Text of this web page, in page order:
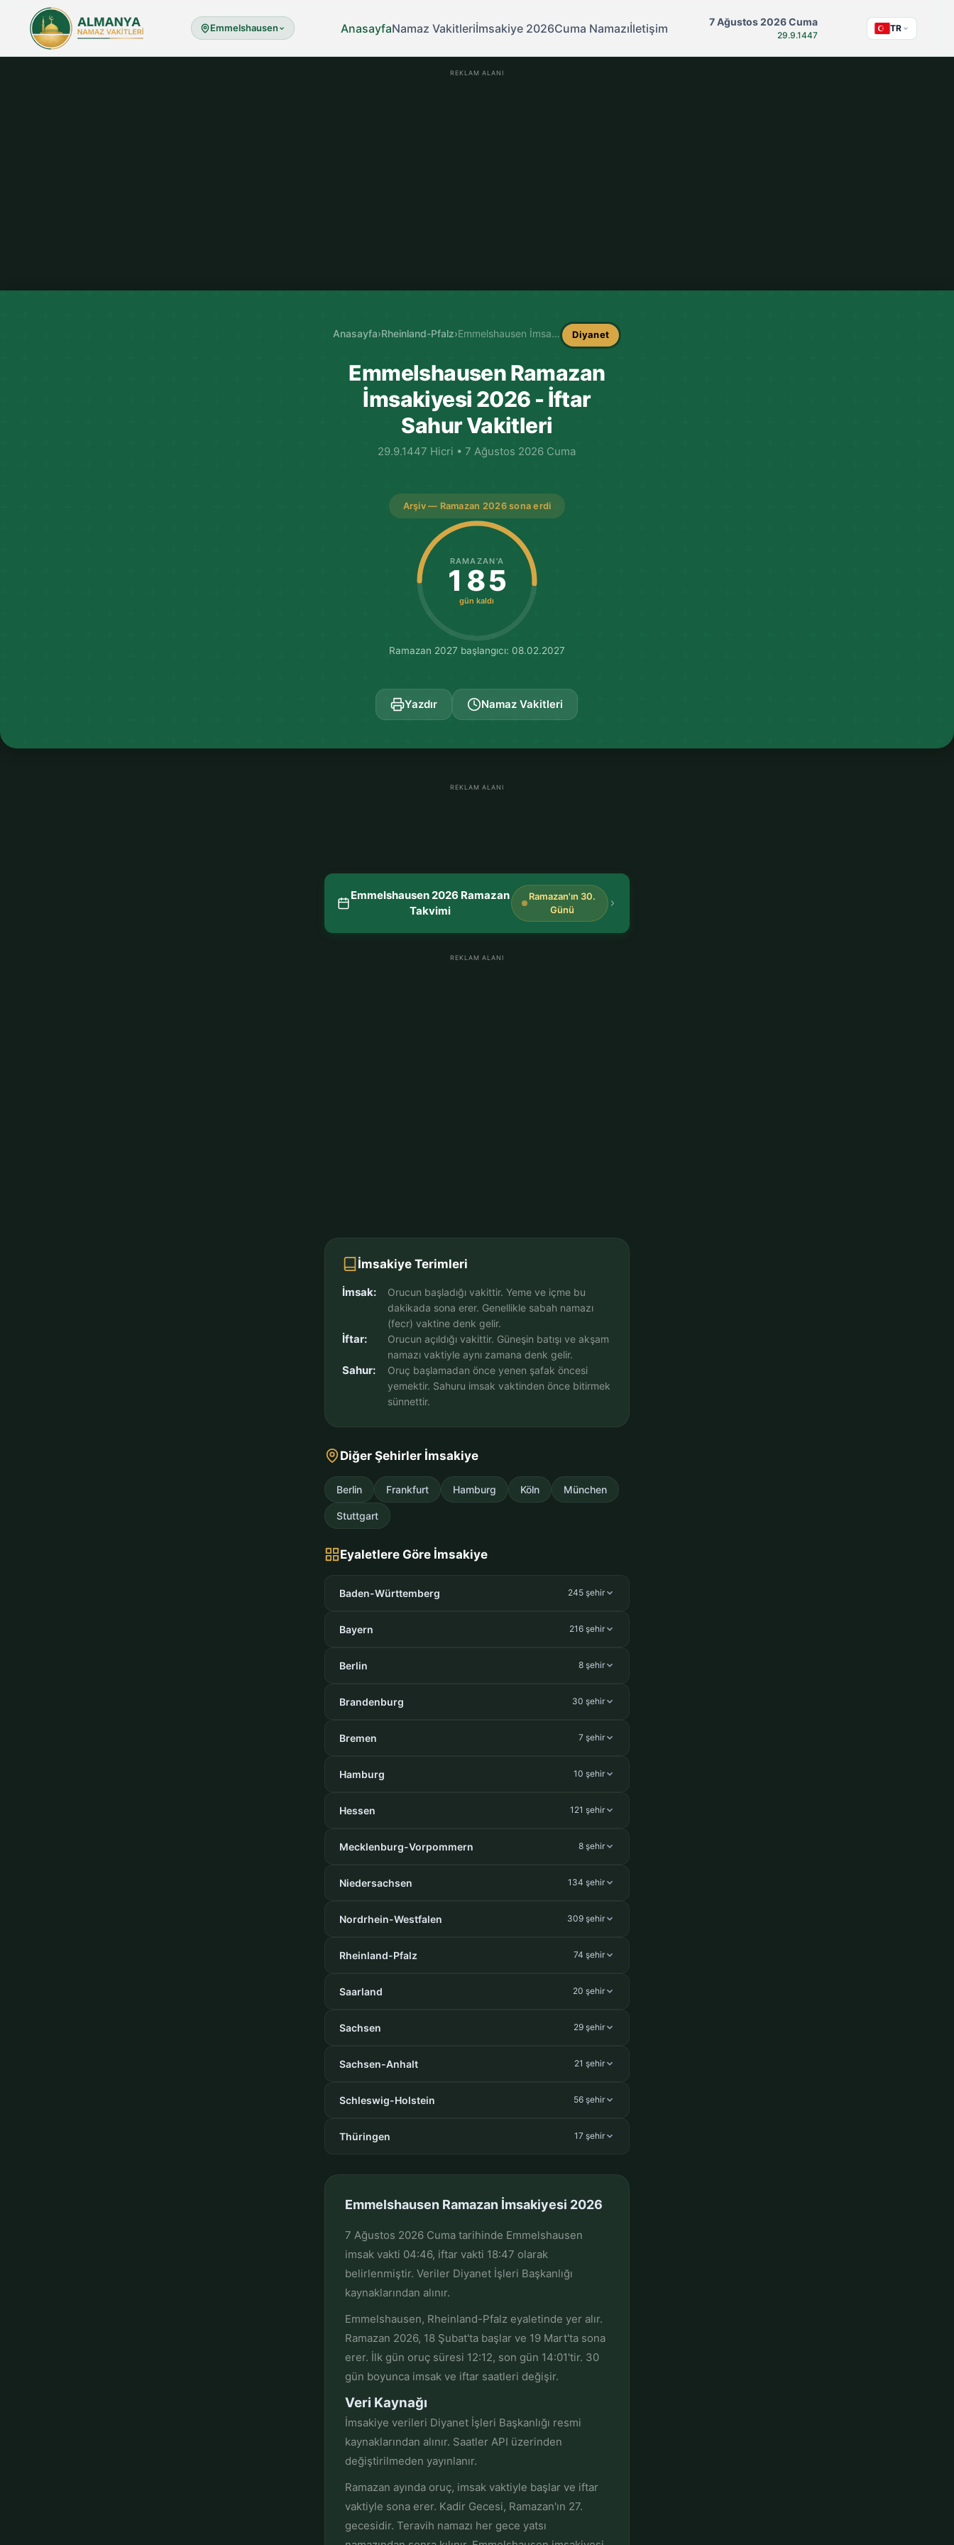
Emmelshausen AnasayfaNamaz Vakitleriİmsakiye 2026Cuma Namazıİletişim 7 Ağustos 2026 Cuma
29.9.1447
TR
REKLAM ALANI
Anasayfa›Rheinland-Pfalz› Emmelshausen İmsakiye Diyanet
Emmelshausen Ramazan
İmsakiyesi 2026 - İftar
Sahur Vakitleri
29.9.1447 Hicri • 7 Ağustos 2026 Cuma
Arşiv — Ramazan 2026 sona erdi
RAMAZAN'A
185
gün kaldı
Ramazan 2027 başlangıcı: 08.02.2027
Yazdır Namaz Vakitleri
REKLAM ALANI
Emmelshausen 2026 Ramazan
Takvimi
Ramazan'ın 30.
Günü
REKLAM ALANI
İmsakiye Terimleri
İmsak:
Orucun başladığı vakittir. Yeme ve içme bu
dakikada sona erer. Genellikle sabah namazı
(fecr) vaktine denk gelir.
İftar:
Orucun açıldığı vakittir. Güneşin batışı ve akşam
namazı vaktiyle aynı zamana denk gelir.
Sahur:
Oruç başlamadan önce yenen şafak öncesi
yemektir. Sahuru imsak vaktinden önce bitirmek
sünnettir.
Diğer Şehirler İmsakiye
Berlin Frankfurt Hamburg Köln München
Stuttgart
Eyaletlere Göre İmsakiye
Baden-Württemberg 245 şehir
Bayern 216 şehir
Berlin 8 şehir
Brandenburg 30 şehir
Bremen 7 şehir
Hamburg 10 şehir
Hessen 121 şehir
Mecklenburg-Vorpommern 8 şehir
Niedersachsen 134 şehir
Nordrhein-Westfalen 309 şehir
Rheinland-Pfalz 74 şehir
Saarland 20 şehir
Sachsen 29 şehir
Sachsen-Anhalt 21 şehir
Schleswig-Holstein 56 şehir
Thüringen 17 şehir
Emmelshausen Ramazan İmsakiyesi 2026
7 Ağustos 2026 Cuma tarihinde Emmelshausen
imsak vakti 04:46, iftar vakti 18:47 olarak
belirlenmiştir. Veriler Diyanet İşleri Başkanlığı
kaynaklarından alınır.
Emmelshausen, Rheinland-Pfalz eyaletinde yer alır.
Ramazan 2026, 18 Şubat'ta başlar ve 19 Mart'ta sona
erer. İlk gün oruç süresi 12:12, son gün 14:01'tir. 30
gün boyunca imsak ve iftar saatleri değişir.
Veri Kaynağı
İmsakiye verileri Diyanet İşleri Başkanlığı resmi
kaynaklarından alınır. Saatler API üzerinden
değiştirilmeden yayınlanır.
Ramazan ayında oruç, imsak vaktiyle başlar ve iftar
vaktiyle sona erer. Kadir Gecesi, Ramazan'ın 27.
gecesidir. Teravih namazı her gece yatsı